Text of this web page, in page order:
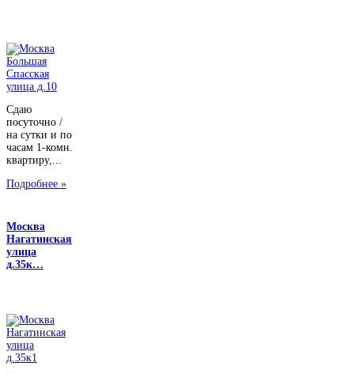
Сдаю
посуточно /
на сутки и по
часам 1-комн.
квартиру,...
Подробнее »
Москва
Нагатинская
улица
д.35к…